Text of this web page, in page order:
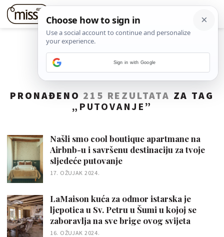
PRONAĐENO 215 REZULTATA ZA TAG
„ PUTOVANJE ”
Našli smo cool boutique apartmane na
Airbnb-u i savršenu destinaciju za tvoje
sljedeće putovanje
17. OŽUJAK 2024.
LaMaison kuća za odmor istarska je
ljepotica u Sv. Petru u Šumi u kojoj se
zaboravlja na sve brige ovog svijeta
16. OŽUJAK 2024.
Sign in with Google